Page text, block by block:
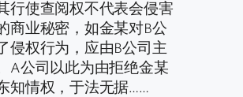
行使查阅权不代表会侵害
商业秘密，如金某对B公
侵权行为，应由B公司主
A公司以此为由拒绝金某
知情权，于法无据……